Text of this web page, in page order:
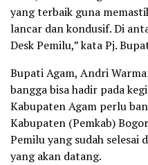
yang terbaik guna
lancar dan kondusif. Di
Desk Pemilu,” kata Pj.
Bupati Agam, Andri
bangga bisa hadir pada
Kabupaten Agam perlu
Kabupaten (Pemkab)
Pemilu yang sudah selesai
yang akan datang.